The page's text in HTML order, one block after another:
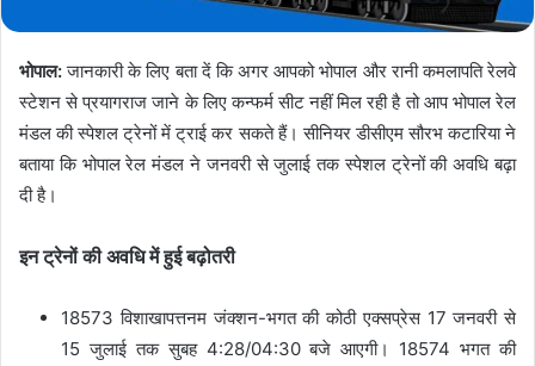
भोपाल:जानकारी के लिए बता दें कि अगर आपको भोपाल और रानी कमलापति रेलवे
स्टेशन से प्रयागराज जाने के लिए कन्फर्म सीट नहीं मिल रही है तो आप भोपाल रेल
मंडल की स्पेशल ट्रेनों में ट्राई कर सकते हैं। सीनियर डीसीएम सौरभ कटारिया ने
बताया कि भोपाल रेल मंडल ने जनवरी से जुलाई तक स्पेशल ट्रेनों की अवधि बढ़ा
दी है।
इन ट्रेनों की अवधि में हुई बढ़ोतरी
18573 विशाखापत्तनम जंक्शन-भगत की कोठी एक्सप्रेस 17 जनवरी से
15 जुलाई तक सुबह 4:28/04:30 बजे आएगी। 18574 भगत की